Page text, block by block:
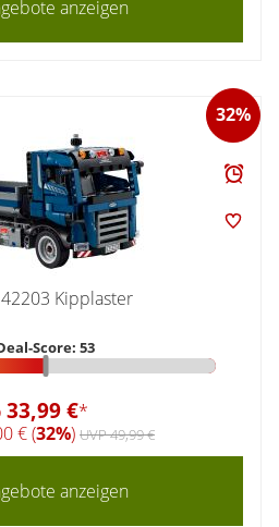
anzeigen
32%
Kipplaster
Score: 53
33,99 €*
€ (32%) UVP 49,99 €
anzeigen